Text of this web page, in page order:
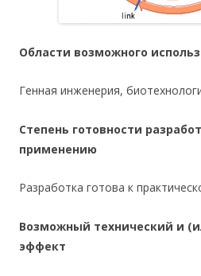
Области возможного
Генная инженерия,
Степень готовности
применению
Разработка готова к
Возможный технический и
эффект